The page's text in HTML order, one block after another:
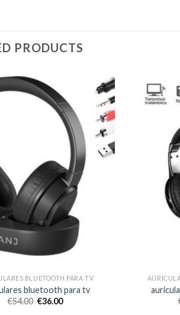
PRODUCTS
BLUETOOTH PARA TV
bluetooth para tv
€54.00 €36.00